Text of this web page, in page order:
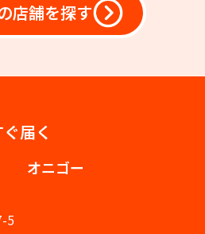
店舗を探す
届く
オニゴー
5